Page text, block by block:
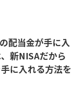
配当金が手に入
新NISAだから
に入れる方法を